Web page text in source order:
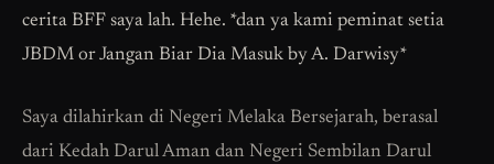
cerita BFF saya lah. Hehe. *dan ya kami peminat setia
JBDM or Jangan Biar Dia Masuk by A. Darwisy*
Saya dilahirkan di Negeri Melaka Bersejarah, berasal
dari Kedah Darul Aman dan Negeri Sembilan Darul